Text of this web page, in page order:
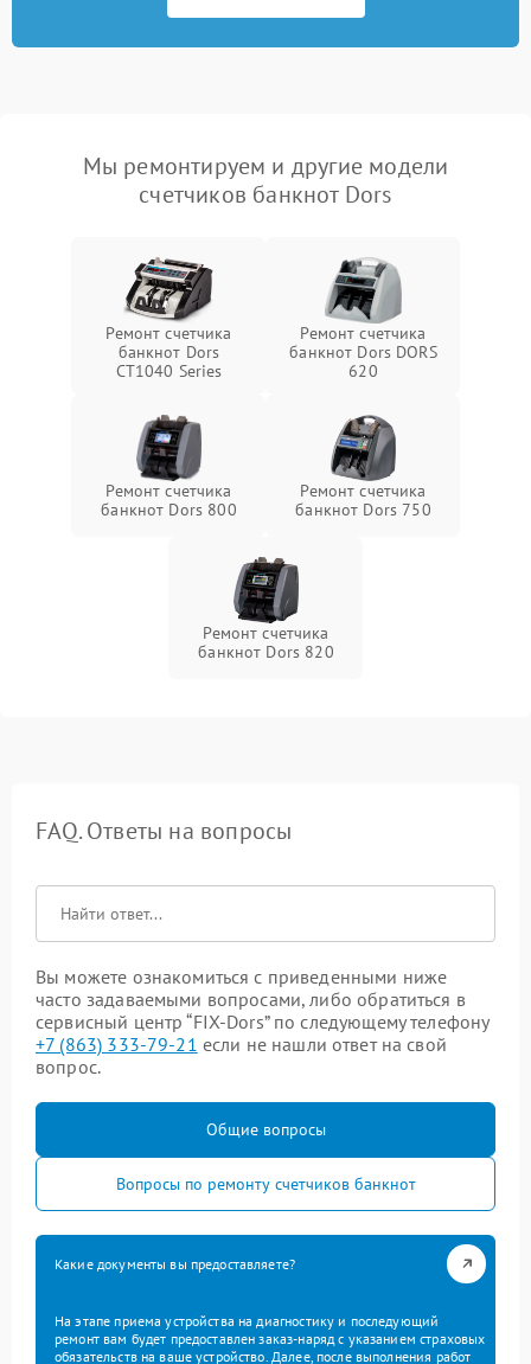
Мы ремонтируем и другие модели
счетчиков банкнот Dors
Ремонт счетчика
банкнот Dors
CT1040 Series
Ремонт счетчика
банкнот Dors DORS
620
Ремонт счетчика
банкнот Dors 800
Ремонт счетчика
банкнот Dors 750
Ремонт счетчика
банкнот Dors 820
FAQ. Ответы на вопросы
Вы можете ознакомиться с приведенными ниже
часто задаваемыми вопросами, либо обратиться в
сервисный центр “FIX-Dors” по следующему телефону
+7 (863) 333-79-21 если не нашли ответ на свой
вопрос.
Общие вопросы
Вопросы по ремонту счетчиков банкнот
Какие документы вы предоставляете?
На этапе приема устройства на диагностику и последующий
ремонт вам будет предоставлен заказ-наряд с указанием страховых
обязательств на ваше устройство. Далее, после выполнения работ